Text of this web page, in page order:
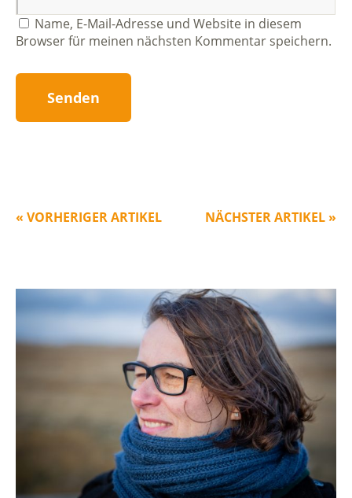
Name, E-Mail-Adresse und Website in diesem
Browser für meinen nächsten Kommentar speichern.
NÄCHSTER ARTIKEL »
« VORHERIGER ARTIKEL